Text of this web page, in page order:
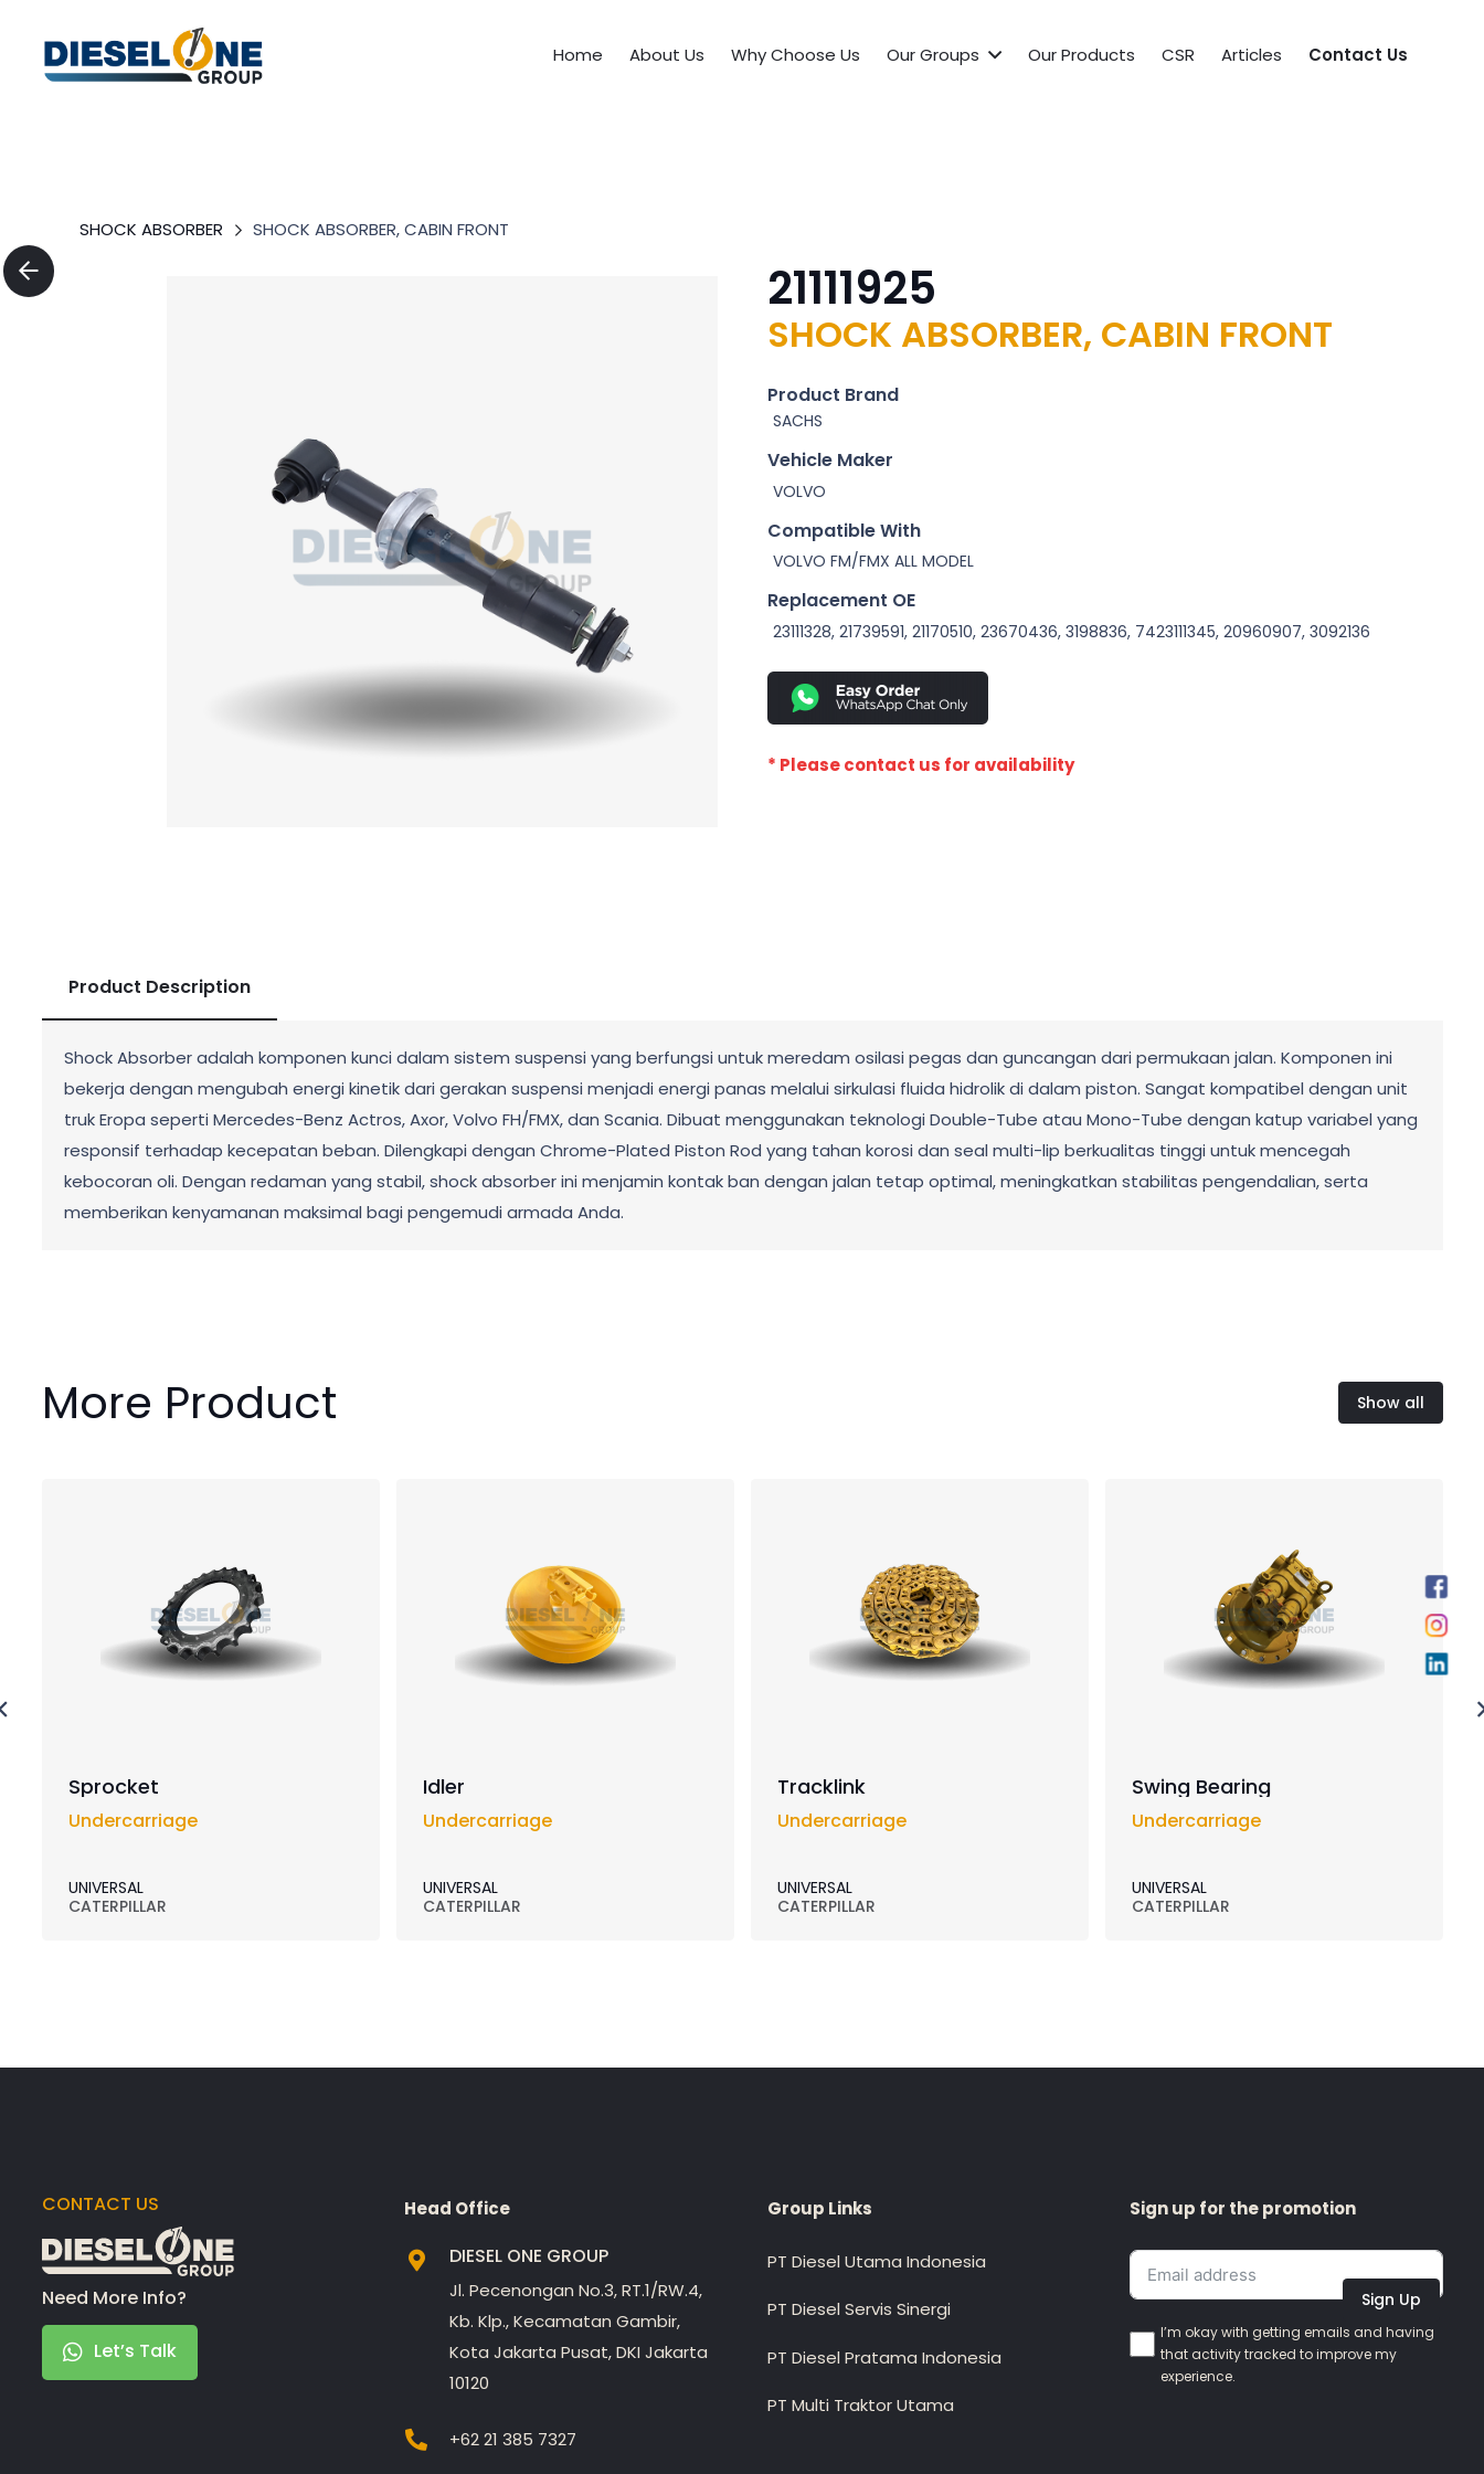
Home About Us Why Choose Us Our Groups Our Products CSR Articles Contact Us
SHOCK ABSORBER SHOCK ABSORBER, CABIN FRONT
21111925
SHOCK ABSORBER, CABIN FRONT
Product Brand
SACHS
Vehicle Maker
VOLVO
Compatible With
VOLVO FM/FMX ALL MODEL
Replacement OE
23111328, 21739591, 21170510, 23670436, 3198836, 7423111345, 20960907, 3092136
* Please contact us for availability
Product Description
Shock Absorber adalah komponen kunci dalam sistem suspensi yang berfungsi untuk meredam osilasi pegas dan guncangan dari permukaan jalan. Komponen ini
bekerja dengan mengubah energi kinetik dari gerakan suspensi menjadi energi panas melalui sirkulasi fluida hidrolik di dalam piston. Sangat kompatibel dengan unit
truk Eropa seperti Mercedes-Benz Actros, Axor, Volvo FH/FMX, dan Scania. Dibuat menggunakan teknologi Double-Tube atau Mono-Tube dengan katup variabel yang
responsif terhadap kecepatan beban. Dilengkapi dengan Chrome-Plated Piston Rod yang tahan korosi dan seal multi-lip berkualitas tinggi untuk mencegah
kebocoran oli. Dengan redaman yang stabil, shock absorber ini menjamin kontak ban dengan jalan tetap optimal, meningkatkan stabilitas pengendalian, serta
memberikan kenyamanan maksimal bagi pengemudi armada Anda.
More Product Show all
Sprocket
Undercarriage
UNIVERSAL
CATERPILLAR
Idler
Undercarriage
UNIVERSAL
CATERPILLAR
Tracklink
Undercarriage
UNIVERSAL
CATERPILLAR
Swing Bearing
Undercarriage
UNIVERSAL
CATERPILLAR
CONTACT US
Need More Info?
Let’s Talk
Head Office
DIESEL ONE GROUP
Jl. Pecenongan No.3, RT.1/RW.4,
Kb. Klp., Kecamatan Gambir,
Kota Jakarta Pusat, DKI Jakarta
10120
+62 21 385 7327
Group Links
PT Diesel Utama Indonesia
PT Diesel Servis Sinergi
PT Diesel Pratama Indonesia
PT Multi Traktor Utama
Sign up for the promotion
Sign Up
I’m okay with getting emails and having
that activity tracked to improve my
experience.